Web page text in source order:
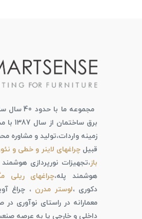
مجموعه ما
برق
زمینه واردات،تولید و مشاوره
قبیلچراغهای لاینر و خطی و
باز،تجهیزات نورپردازی
هوشمند پله،چراغهای ریلی
دکوری ،لوستر مدرن ، چراغ
معمارانه در راستای نوآوری
داخلی و خارجی پا به عرصه